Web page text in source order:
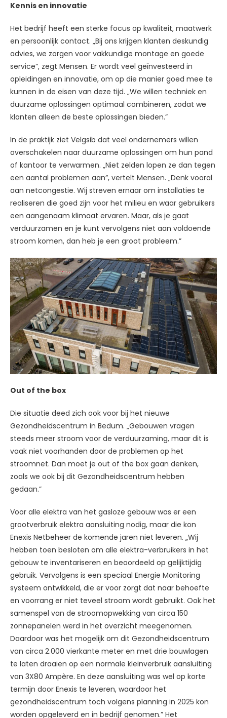
Kennis en innovatie
Het bedrijf heeft een sterke focus op kwaliteit, maatwerk
en persoonlijk contact. „Bij ons krijgen klanten deskundig
advies, we zorgen voor vakkundige montage en goede
service”, zegt Mensen. Er wordt veel geïnvesteerd in
opleidingen en innovatie, om op die manier goed mee te
kunnen in de eisen van deze tijd. „We willen techniek en
duurzame oplossingen optimaal combineren, zodat we
klanten alleen de beste oplossingen bieden.”
In de praktijk ziet Velgsib dat veel ondernemers willen
overschakelen naar duurzame oplossingen om hun pand
of kantoor te verwarmen. „Niet zelden lopen ze dan tegen
een aantal problemen aan”, vertelt Mensen. „Denk vooral
aan netcongestie. Wij streven ernaar om installaties te
realiseren die goed zijn voor het milieu en waar gebruikers
een aangenaam klimaat ervaren. Maar, als je gaat
verduurzamen en je kunt vervolgens niet aan voldoende
stroom komen, dan heb je een groot probleem.”
Out of the box
Die situatie deed zich ook voor bij het nieuwe
Gezondheidscentrum in Bedum. „Gebouwen vragen
steeds meer stroom voor de verduurzaming, maar dit is
vaak niet voorhanden door de problemen op het
stroomnet. Dan moet je out of the box gaan denken,
zoals we ook bij dit Gezondheidscentrum hebben
gedaan.”
Voor alle elektra van het gasloze gebouw was er een
grootverbruik elektra aansluiting nodig, maar die kon
Enexis Netbeheer de komende jaren niet leveren. „Wij
hebben toen besloten om alle elektra-verbruikers in het
gebouw te inventariseren en beoordeeld op gelijktijdig
gebruik. Vervolgens is een speciaal Energie Monitoring
systeem ontwikkeld, die er voor zorgt dat naar behoefte
en voorrang er niet teveel stroom wordt gebruikt. Ook het
samenspel van de stroomopwekking van circa 150
zonnepanelen werd in het overzicht meegenomen.
Daardoor was het mogelijk om dit Gezondheidscentrum
van circa 2.000 vierkante meter en met drie bouwlagen
te laten draaien op een normale kleinverbruik aansluiting
van 3X80 Ampère. En deze aansluiting was wel op korte
termijn door Enexis te leveren, waardoor het
gezondheidscentrum toch volgens planning in 2025 kon
worden opgeleverd en in bedrijf genomen.” Het